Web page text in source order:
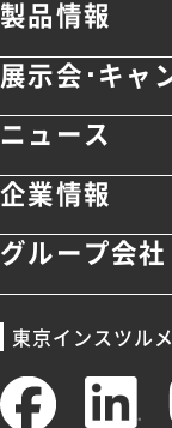
製品情報
展示会･キャ
ニュース
企業情報
グループ会社
東京インスツル